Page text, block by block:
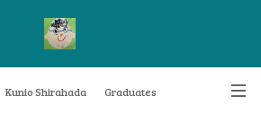
Kunio Shirahada Graduates